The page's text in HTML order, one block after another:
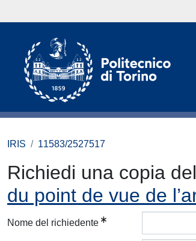
IRIS 11583/2527517
Richiedi una copia
du point de vue de
Nome del richiedente